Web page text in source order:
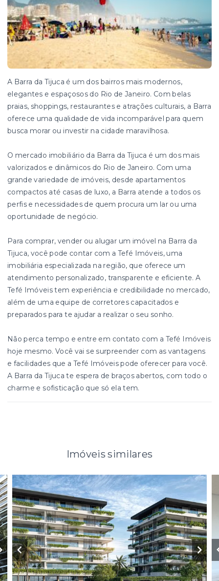
A Barra da Tijuca é um dos bairros mais modernos,
elegantes e espaçosos do Rio de Janeiro. Com belas
praias, shoppings, restaurantes e atrações culturais, a Barra
oferece uma qualidade de vida incomparável para quem
busca morar ou investir na cidade maravilhosa.
O mercado imobiliário da Barra da Tijuca é um dos mais
valorizados e dinâmicos do Rio de Janeiro. Com uma
grande variedade de imóveis, desde apartamentos
compactos até casas de luxo, a Barra atende a todos os
perfis e necessidades de quem procura um lar ou uma
oportunidade de negócio.
Para comprar, vender ou alugar um imóvel na Barra da
Tijuca, você pode contar com a Tefé Imóveis, uma
imobiliária especializada na região, que oferece um
atendimento personalizado, transparente e eficiente. A
Tefé Imóveis tem experiência e credibilidade no mercado,
além de uma equipe de corretores capacitados e
preparados para te ajudar a realizar o seu sonho.
Não perca tempo e entre em contato com a Tefé Imóveis
hoje mesmo. Você vai se surpreender com as vantagens
e facilidades que a Tefé Imóveis pode oferecer para você.
A Barra da Tijuca te espera de braços abertos, com todo o
charme e sofisticação que só ela tem.
Imóveis similares